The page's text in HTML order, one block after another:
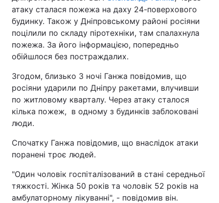
атаку сталася пожежа на даху 24-поверхового
будинку. Також у Дніпровському районі росіяни
поцілили по складу піротехніки, там спалахнула
пожежа. За його інформацією, попередньо
обійшлося без постраждалих.
Згодом, близько 3 ночі Ганжа повідомив, що
росіяни ударили по Дніпру ракетами, влучивши
по житловому кварталу. Через атаку сталося
кілька пожеж, в одному з будинків заблоковані
люди.
Спочатку Ганжа повідомив, що внаслідок атаки
поранені троє людей.
"Один чоловік госпіталізований в стані середньої
тяжкості. Жінка 50 років та чоловік 52 років на
амбулаторному лікуванні", - повідомив він.